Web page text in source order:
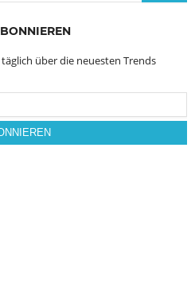
über die neuesten Trends